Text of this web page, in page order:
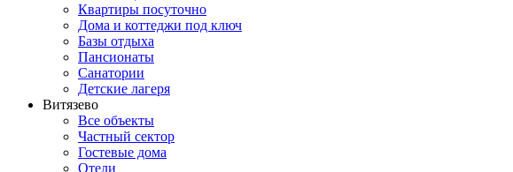
Квартиры посуточно
Дома и коттеджи под ключ
Базы отдыха
Пансионаты
Санатории
Детские лагеря
Витязево
Все объекты
Частный сектор
Гостевые дома
Отели